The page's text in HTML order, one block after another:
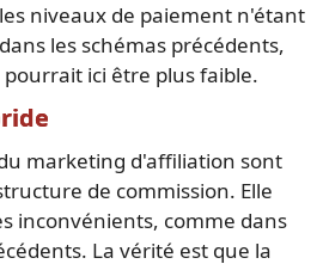
niveaux de paiement n'étant
les schémas précédents,
ici être plus faible.
marketing d'affiliation sont
de commission. Elle
inconvénients, comme dans
La vérité est que la